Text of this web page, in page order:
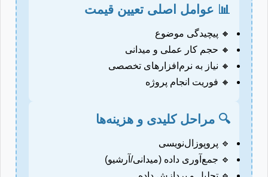
📊 عوامل اصلی تعیین قیمت
🔸 پیچیدگی موضوع
🔸 حجم کار عملی و میدانی
🔸 نیاز به نرم‌افزارهای تخصصی
🔸 فوریت انجام پروژه
🔍 مراحل کلیدی و هزینه‌ها
🔹 پروپوزال‌نویسی
🔹 جمع‌آوری داده (میدانی/آرشیو)